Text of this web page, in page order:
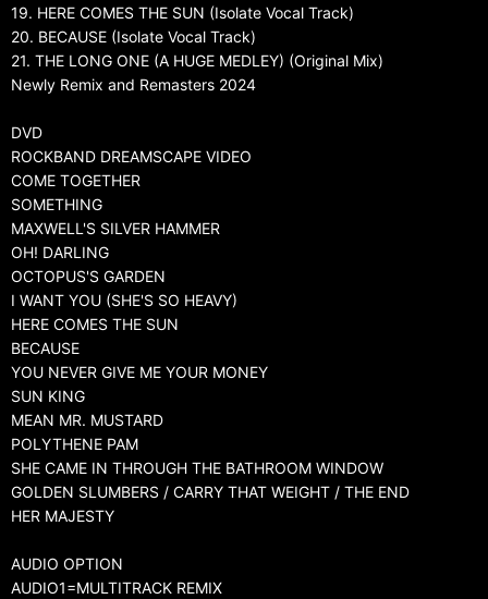
19. HERE COMES THE SUN (Isolate Vocal Track)
20. BECAUSE (Isolate Vocal Track)
21. THE LONG ONE (A HUGE MEDLEY) (Original Mix)
Newly Remix and Remasters 2024
DVD
ROCKBAND DREAMSCAPE VIDEO
COME TOGETHER
SOMETHING
MAXWELL'S SILVER HAMMER
OH! DARLING
OCTOPUS'S GARDEN
I WANT YOU (SHE'S SO HEAVY)
HERE COMES THE SUN
BECAUSE
YOU NEVER GIVE ME YOUR MONEY
SUN KING
MEAN MR. MUSTARD
POLYTHENE PAM
SHE CAME IN THROUGH THE BATHROOM WINDOW
GOLDEN SLUMBERS / CARRY THAT WEIGHT / THE END
HER MAJESTY
AUDIO OPTION
AUDIO1=MULTITRACK REMIX